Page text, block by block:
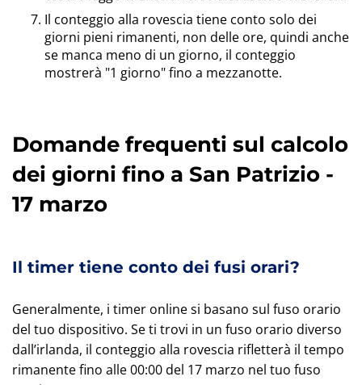
Il conteggio alla rovescia tiene conto solo dei
giorni pieni rimanenti, non delle ore, quindi anche
se manca meno di un giorno, il conteggio
mostrerà "1 giorno" fino a mezzanotte.
Domande frequenti sul calcolo
dei giorni fino a San Patrizio -
17 marzo
Il timer tiene conto dei fusi orari?
Generalmente, i timer online si basano sul fuso orario
del tuo dispositivo. Se ti trovi in un fuso orario diverso
dall’irlanda, il conteggio alla rovescia rifletterà il tempo
rimanente fino alle 00:00 del 17 marzo nel tuo fuso